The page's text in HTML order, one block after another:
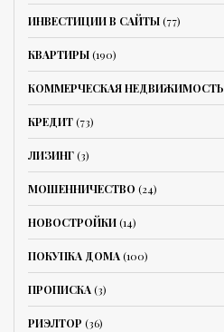
ИНВЕСТИЦИИ В САЙТЫ(77)
КВАРТИРЫ(190)
КОММЕРЧЕСКАЯ НЕДВИЖИМОСТЬ
КРЕДИТ(73)
ЛИЗИНГ(3)
МОШЕННИЧЕСТВО (24)
НОВОСТРОЙКИ(14)
ПОКУПКА ДОМА(100)
ПРОПИСКА(3)
РИЭЛТОР (36)